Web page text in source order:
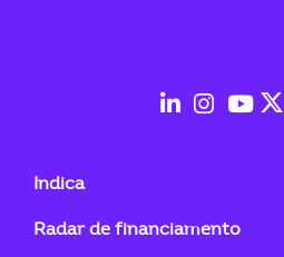
in
Indica
Radar de financiamento